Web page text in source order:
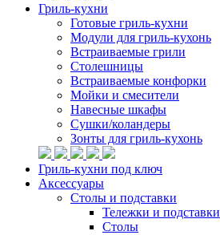
Гриль-кухни
Готовые гриль-кухни
Модули для гриль-кухонь
Встраиваемые грили
Столешницы
Встраиваемые конфорки
Мойки и смесители
Навесные шкафы
Сушки/коландеры
Зонты для гриль-кухонь
Гриль-кухни под ключ
Аксессуары
Столы и подставки
Тележки и подставки
Столы